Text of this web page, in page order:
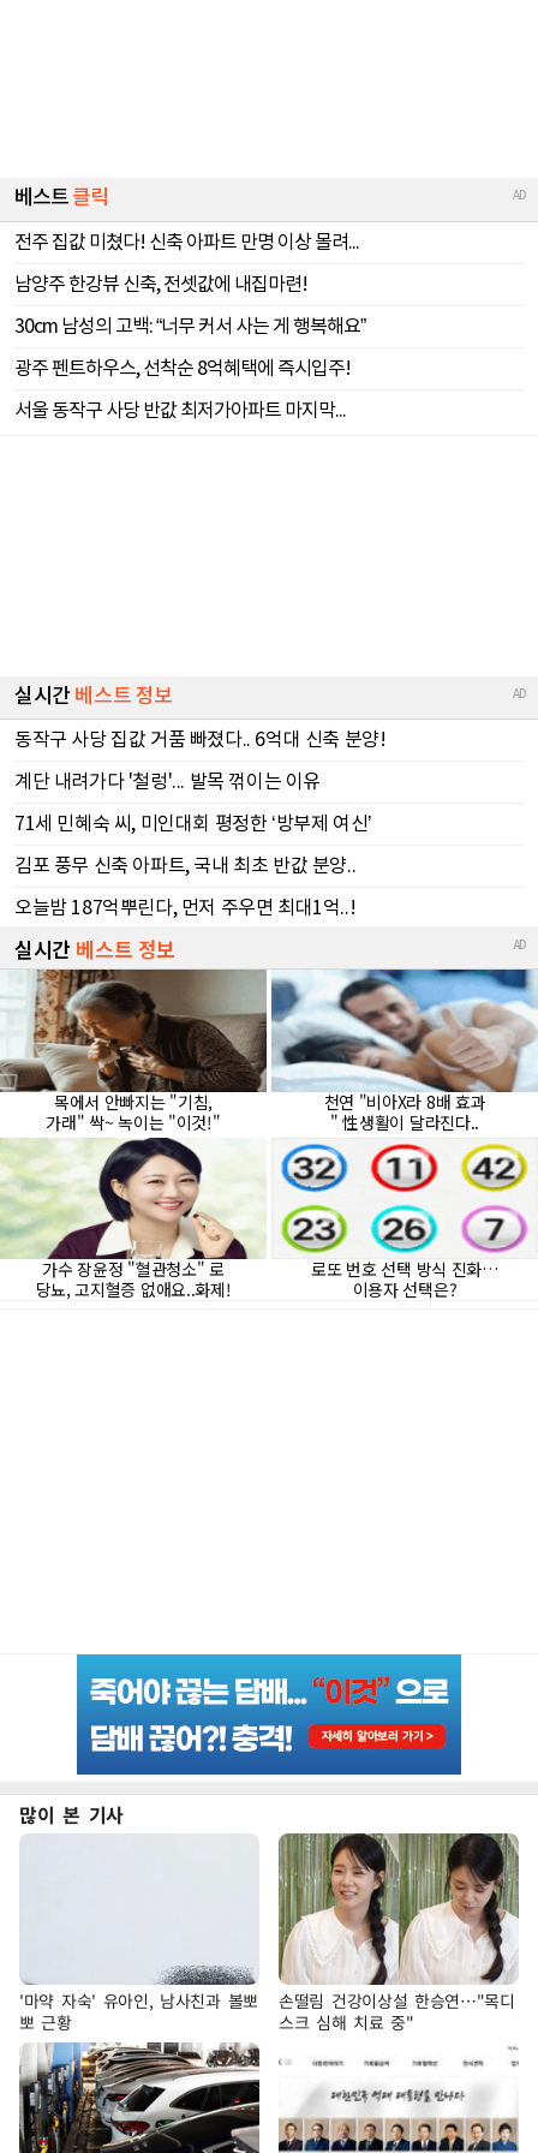
많이 본 기사
'마약 자숙' 유아인, 남사친과 볼뽀
뽀 근황
손떨림 건강이상설 한승연…"목디
스크 심해 치료 중"